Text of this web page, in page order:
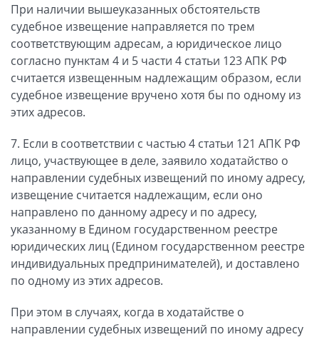
При наличии вышеуказанных обстоятельств
судебное извещение направляется по трем
соответствующим адресам, а юридическое лицо
согласно пунктам 4 и 5 части 4 статьи 123 АПК РФ
считается извещенным надлежащим образом, если
судебное извещение вручено хотя бы по одному из
этих адресов.
7. Если в соответствии с частью 4 статьи 121 АПК РФ
лицо, участвующее в деле, заявило ходатайство о
направлении судебных извещений по иному адресу,
извещение считается надлежащим, если оно
направлено по данному адресу и по адресу,
указанному в Едином государственном реестре
юридических лиц (Едином государственном реестре
индивидуальных предпринимателей), и доставлено
по одному из этих адресов.
При этом в случаях, когда в ходатайстве о
направлении судебных извещений по иному адресу